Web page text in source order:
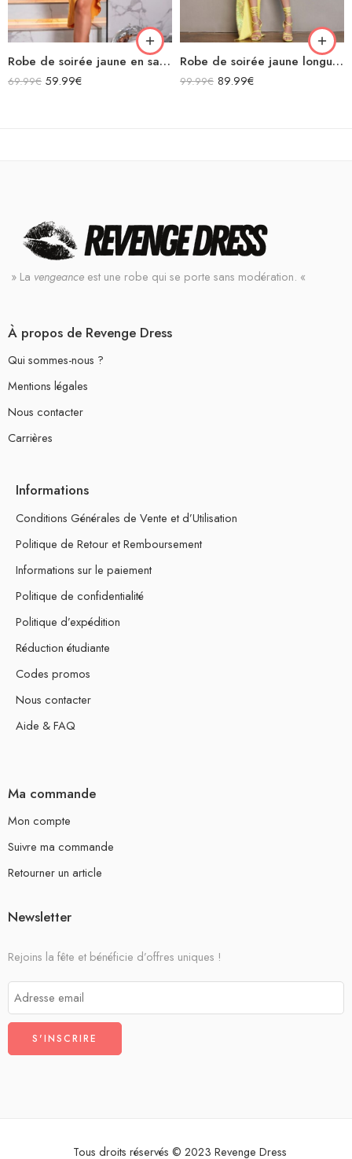
Robe de soirée jaune en satin moulante midi asymétrique manches longues avec découpe
69.99€ 59.99€
Robe de soirée jaune longue moulante à paillettes manches longues avec découpe fendue
99.99€ 89.99€
» La vengeance est une robe qui se porte sans modération. «
À propos de Revenge Dress
Qui sommes-nous ?
Mentions légales
Nous contacter
Carrières
Informations
Conditions Générales de Vente et d’Utilisation
Politique de Retour et Remboursement
Informations sur le paiement
Politique de confidentialité
Politique d’expédition
Réduction étudiante
Codes promos
Nous contacter
Aide & FAQ
Ma commande
Mon compte
Suivre ma commande
Retourner un article
Newsletter
Rejoins la fête et bénéficie d’offres uniques !
Tous droits réservés © 2023 Revenge Dress